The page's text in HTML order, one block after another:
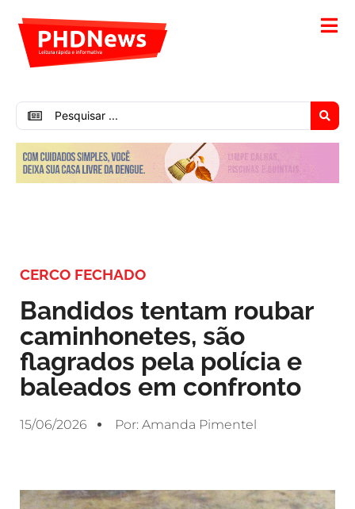
CERCO FECHADO
Bandidos tentam roubar
caminhonetes, são
flagrados pela polícia e
baleados em confronto
15/06/2026 Por: Amanda Pimentel